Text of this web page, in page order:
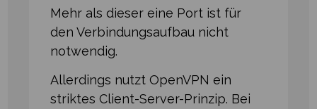
Mehr als dieser eine Port ist für
den Verbindungsaufbau nicht
notwendig.
Allerdings nutzt OpenVPN ein
striktes Client-Server⁠-⁠Prinzip. Bei